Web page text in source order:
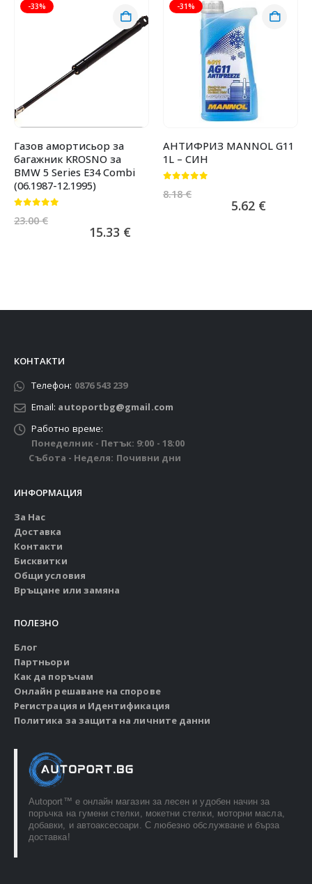
-33%
Газов амортисьор за
багажник KROSNO за
BMW 5 Series E34 Combi
(06.1987-12.1995)
23.00€
15.33 €
-31%
АНТИФРИЗ MANNOL G11
1L – СИН
8.18€
5.62 €
КОНТАКТИ
Телефон: 0876 543 239
Email: autoportbg@gmail.com
Работно време:
Понеделник - Петък: 9:00 - 18:00
Събота - Неделя: Почивни дни
ИНФОРМАЦИЯ
За Нас
Доставка
Контакти
Бисквитки
Общи условия
Връщане или замяна
ПОЛЕЗНО
Блог
Партньори
Как да поръчам
Онлайн решаване на спорове
Регистрация и Идентификация
Политика за защита на личните данни
Autoport™ e онлайн магазин за лесен и удобен начин за
поръчка на гумени стелки, мокетни стелки, моторни масла,
добавки, и автоаксесоари. С любезно обслужване и бърза
доставка!